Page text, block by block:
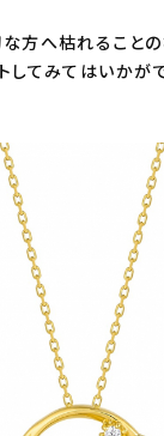
方へ枯れること
してみてはいかが